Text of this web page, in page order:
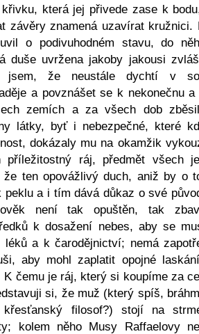
která jej přivede zase k
závěry znamená uzavírat kružnici.
o podivuhodném stavu, do
duše uvržena jakoby jakousi
jsem, že neustále dychtí v
a povznášet se k nekonečnu a
zemích a za všech dob
látky, byť i nebezpečné, které
dokázaly mu na okamžik
příležitostný ráj, předmět všech
že ten opovážlivý duch, aniž by o
peklu a i tím dává důkaz o své
není tak opuštěn, tak
k dosažení nebes, aby se
léků a k čarodějnictví; nemá
aby mohl zaplatit opojné
čemu je ráj, který si koupíme za
si, že muž (který spíš,
filosof?) stojí na
kolem něho Musy Raffaelovy